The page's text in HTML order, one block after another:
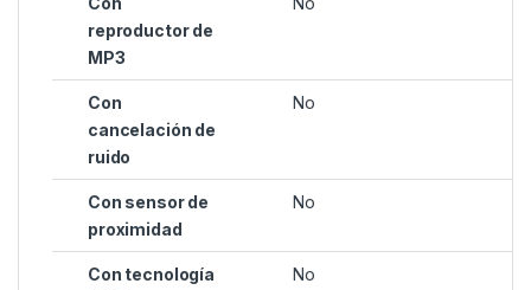
reproductor de
MP3
Con
cancelación de
ruido
No
Con sensor de
proximidad
No
Con tecnología
No